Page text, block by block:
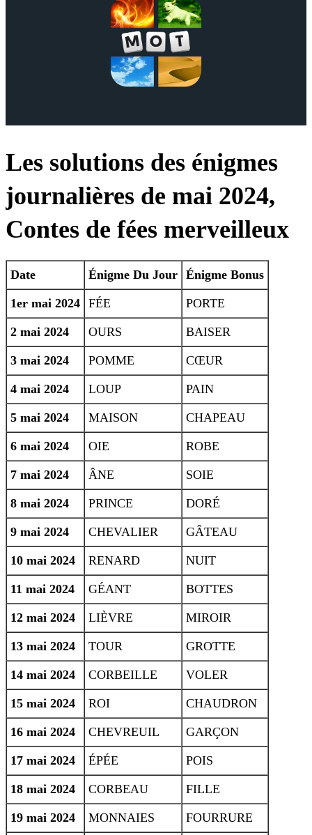
Les solutions des énigmes
journalières de mai 2024,
Contes de fées merveilleux
Date Énigme Du Jour Énigme Bonus
1er mai 2024 FÉE PORTE
2 mai 2024 OURS BAISER
3 mai 2024 POMME CŒUR
4 mai 2024 LOUP PAIN
5 mai 2024 MAISON CHAPEAU
6 mai 2024 OIE ROBE
7 mai 2024 ÂNE SOIE
8 mai 2024 PRINCE DORÉ
9 mai 2024 CHEVALIER GÂTEAU
10 mai 2024 RENARD NUIT
11 mai 2024 GÉANT BOTTES
12 mai 2024 LIÈVRE MIROIR
13 mai 2024 TOUR GROTTE
14 mai 2024 CORBEILLE VOLER
15 mai 2024 ROI CHAUDRON
16 mai 2024 CHEVREUIL GARÇON
17 mai 2024 ÉPÉE POIS
18 mai 2024 CORBEAU FILLE
19 mai 2024 MONNAIES FOURRURE